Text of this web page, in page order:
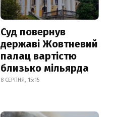
Суд повернув
державі Жовтневий
палац вартістю
близько мільярда
8 СЕРПНЯ, 15:15